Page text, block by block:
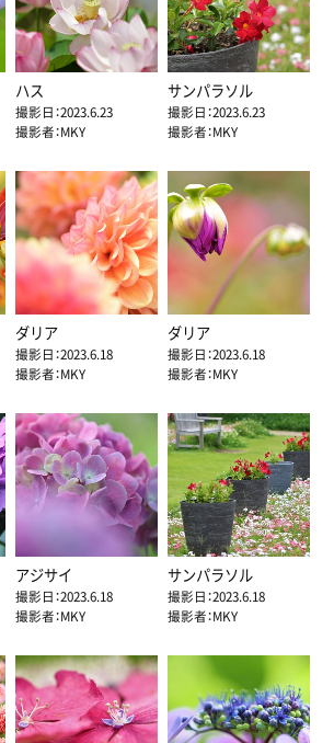
ハス
撮影日：2023.6.23
撮影者：MKY
サンパラソル
撮影日：2023.6.23
撮影者：MKY
ダリア
撮影日：2023.6.18
撮影者：MKY
ダリア
撮影日：2023.6.18
撮影者：MKY
アジサイ
撮影日：2023.6.18
撮影者：MKY
サンパラソル
撮影日：2023.6.18
撮影者：MKY